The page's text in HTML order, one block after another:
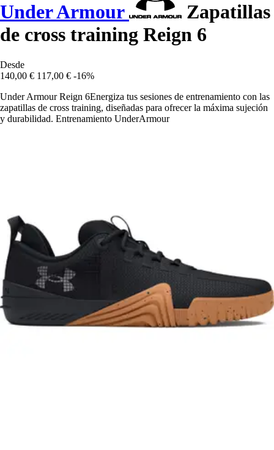
Under Armour
Zapatillas
de cross training Reign 6
Desde
140,00 € 117,00 € -16%
Under Armour Reign 6Energiza tus sesiones de entrenamiento con las
zapatillas de cross training, diseñadas para ofrecer la máxima sujeción
y durabilidad. Entrenamiento UnderArmour